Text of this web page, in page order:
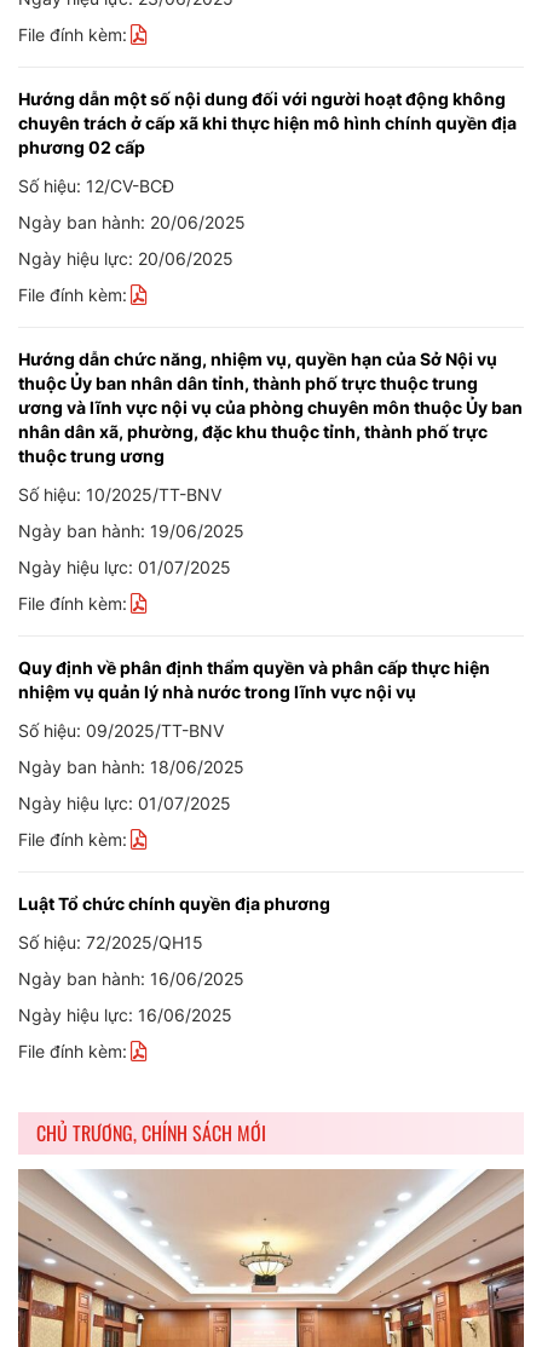
File đính kèm:
Hướng dẫn một số nội dung đối với người hoạt động không
chuyên trách ở cấp xã khi thực hiện mô hình chính quyền địa
phương 02 cấp
Số hiệu: 12/CV-BCĐ
Ngày ban hành: 20/06/2025
Ngày hiệu lực: 20/06/2025
File đính kèm:
Hướng dẫn chức năng, nhiệm vụ, quyền hạn của Sở Nội vụ
thuộc Ủy ban nhân dân tỉnh, thành phố trực thuộc trung
ương và lĩnh vực nội vụ của phòng chuyên môn thuộc Ủy ban
nhân dân xã, phường, đặc khu thuộc tỉnh, thành phố trực
thuộc trung ương
Số hiệu: 10/2025/TT-BNV
Ngày ban hành: 19/06/2025
Ngày hiệu lực: 01/07/2025
File đính kèm:
Quy định về phân định thẩm quyền và phân cấp thực hiện
nhiệm vụ quản lý nhà nước trong lĩnh vực nội vụ
Số hiệu: 09/2025/TT-BNV
Ngày ban hành: 18/06/2025
Ngày hiệu lực: 01/07/2025
File đính kèm:
Luật Tổ chức chính quyền địa phương
Số hiệu: 72/2025/QH15
Ngày ban hành: 16/06/2025
Ngày hiệu lực: 16/06/2025
File đính kèm:
CHỦ TRƯƠNG, CHÍNH SÁCH MỚI